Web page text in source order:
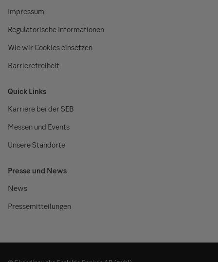
Impressum
Regulatorische Informationen
Wie wir Cookies einsetzen
Barrierefreiheit
Quick Links
Karriere bei der SEB
Messen und Events
Unsere Standorte
Presse und News
News
Pressemitteilungen